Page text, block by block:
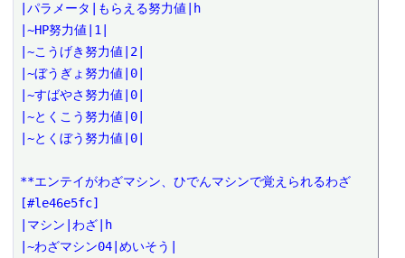
|パラメータ|もらえる努力値|h
|~HP努力値|1|
|~こうげき努力値|2|
|~ぼうぎょ努力値|0|
|~すばやさ努力値|0|
|~とくこう努力値|0|
|~とくぼう努力値|0|
**エンテイがわざマシン、ひでんマシンで覚えられるわざ
[#le46e5fc]
|マシン|わざ|h
|~わざマシン04|めいそう|